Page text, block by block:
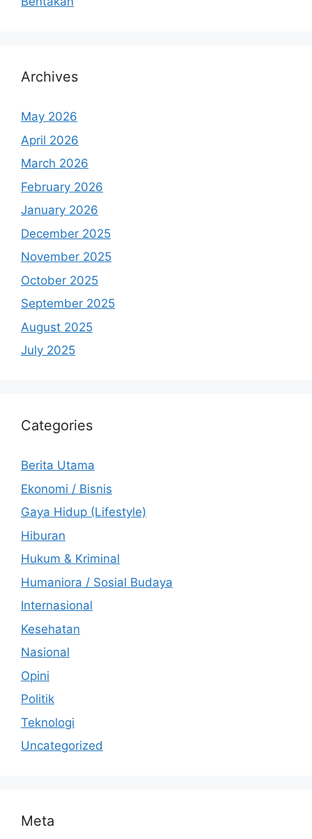
Archives
May 2026
April 2026
March 2026
February 2026
January 2026
December 2025
November 2025
October 2025
September 2025
August 2025
July 2025
Categories
Berita Utama
Ekonomi / Bisnis
Gaya Hidup (Lifestyle)
Hiburan
Hukum & Kriminal
Humaniora / Sosial Budaya
Internasional
Kesehatan
Nasional
Opini
Politik
Teknologi
Uncategorized
Meta